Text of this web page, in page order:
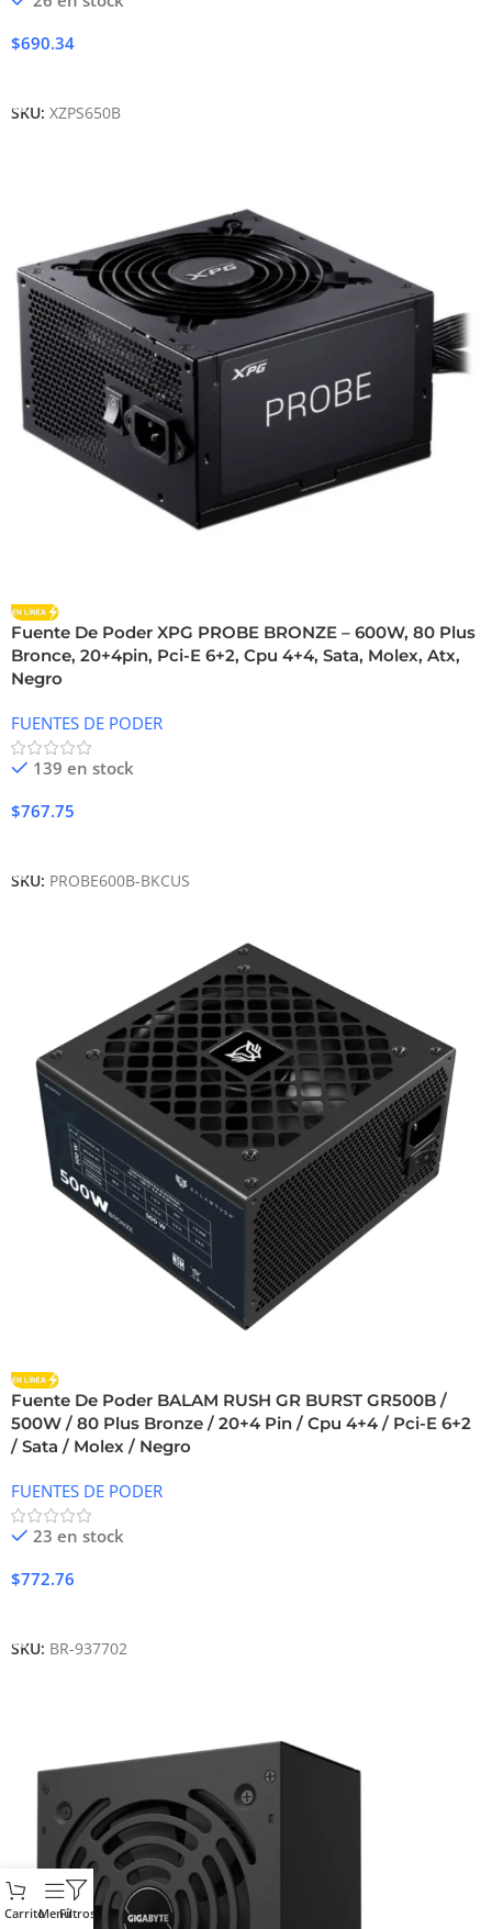
$690.34
SKU: XZPS650B
Fuente De Poder XPG PROBE BRONZE – 600W, 80 Plus
Bronce, 20+4pin, Pci-E 6+2, Cpu 4+4, Sata, Molex, Atx,
Negro
FUENTES DE PODER
139 en stock
$767.75
SKU: PROBE600B-BKCUS
Fuente De Poder BALAM RUSH GR BURST GR500B /
500W / 80 Plus Bronze / 20+4 Pin / Cpu 4+4 / Pci-E 6+2
/ Sata / Molex / Negro
FUENTES DE PODER
23 en stock
$772.76
SKU: BR-937702
CarritoMenúFiltros